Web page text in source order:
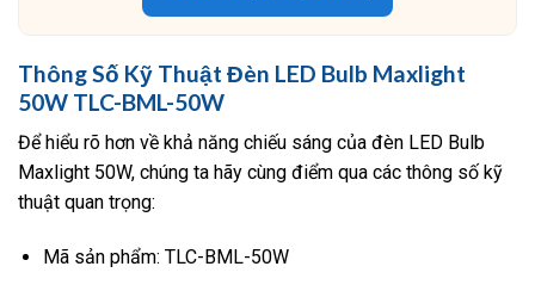
Thông Số Kỹ Thuật Đèn LED Bulb Maxlight
50W TLC-BML-50W
Để hiểu rõ hơn về khả năng chiếu sáng của đèn LED Bulb
Maxlight 50W, chúng ta hãy cùng điểm qua các thông số kỹ
thuật quan trọng:
Mã sản phẩm: TLC-BML-50W